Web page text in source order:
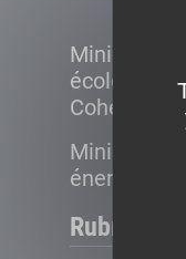
Ministère
écologique
Cohésion
Ministère
énergétique
Rubriques